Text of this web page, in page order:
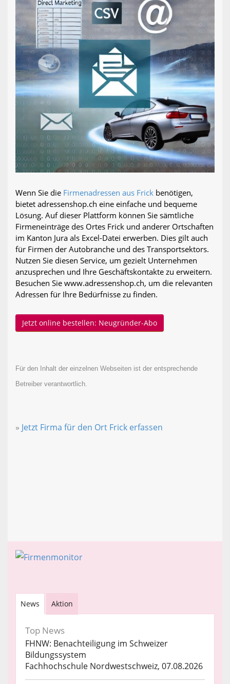
Wenn Sie die Firmenadressen aus Frick benötigen,
bietet adressenshop.ch eine einfache und bequeme
Lösung. Auf dieser Plattform können Sie sämtliche
Firmeneinträge des Ortes Frick und anderer Ortschaften
im Kanton Jura als Excel-Datei erwerben. Dies gilt auch
für Firmen der Autobranche und des Transportsektors.
Nutzen Sie diesen Service, um gezielt Unternehmen
anzusprechen und Ihre Geschäftskontakte zu erweitern.
Besuchen Sie www.adressenshop.ch, um die relevanten
Adressen für Ihre Bedürfnisse zu finden.
Jetzt online bestellen: Neugründer-Abo
Für den Inhalt der einzelnen Webseiten ist der entsprechende
Betreiber verantwortlich.
» Jetzt Firma für den Ort Frick erfassen
News Aktion
Top News
FHNW: Benachteiligung im Schweizer
Bildungssystem
Fachhochschule Nordwestschweiz, 07.08.2026